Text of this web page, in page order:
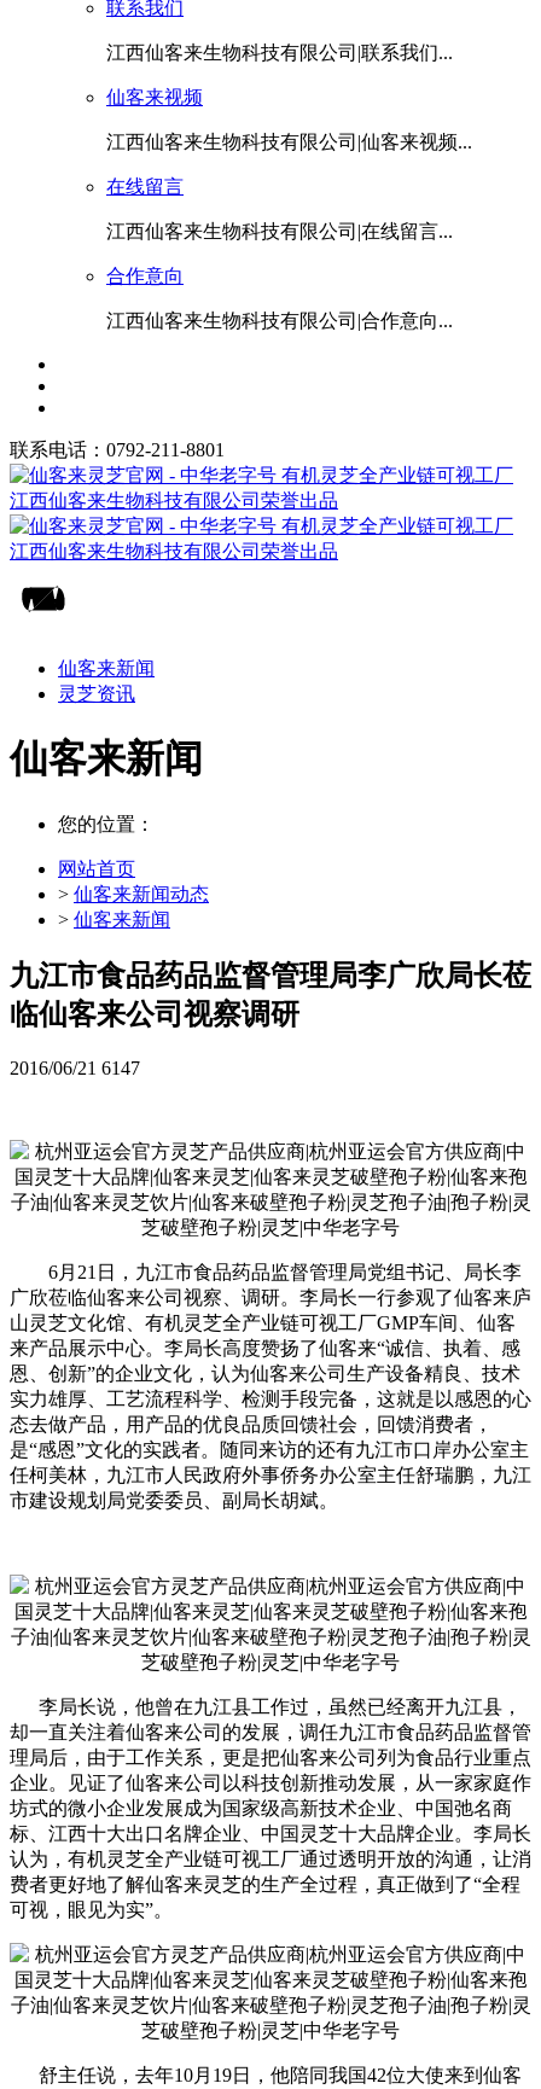
联系我们
江西仙客来生物科技有限公司|联系我们...
仙客来视频
江西仙客来生物科技有限公司|仙客来视频...
在线留言
江西仙客来生物科技有限公司|在线留言...
合作意向
江西仙客来生物科技有限公司|合作意向...
联系电话：0792-211-8801
仙客来新闻
灵芝资讯
仙客来新闻
您的位置：
网站首页
> 仙客来新闻动态
> 仙客来新闻
九江市食品药品监督管理局李广欣局长莅
临仙客来公司视察调研
2016/06/21 6147
6月21日，九江市食品药品监督管理局党组书记、局长李
广欣莅临仙客来公司视察、调研。李局长一行参观了仙客来庐
山灵芝文化馆、有机灵芝全产业链可视工厂GMP车间、仙客
来产品展示中心。李局长高度赞扬了仙客来“诚信、执着、感
恩、创新”的企业文化，认为仙客来公司生产设备精良、技术
实力雄厚、工艺流程科学、检测手段完备，这就是以感恩的心
态去做产品，用产品的优良品质回馈社会，回馈消费者，
是“感恩”文化的实践者。随同来访的还有九江市口岸办公室主
任柯美林，九江市人民政府外事侨务办公室主任舒瑞鹏，九江
市建设规划局党委委员、副局长胡斌。
李局长说，他曾在九江县工作过，虽然已经离开九江县，
却一直关注着仙客来公司的发展，调任九江市食品药品监督管
理局后，由于工作关系，更是把仙客来公司列为食品行业重点
企业。见证了仙客来公司以科技创新推动发展，从一家家庭作
坊式的微小企业发展成为国家级高新技术企业、中国弛名商
标、江西十大出口名牌企业、中国灵芝十大品牌企业。李局长
认为，有机灵芝全产业链可视工厂通过透明开放的沟通，让消
费者更好地了解仙客来灵芝的生产全过程，真正做到了“全程
可视，眼见为实”。
舒主任说，去年10月19日，他陪同我国42位大使来到仙客